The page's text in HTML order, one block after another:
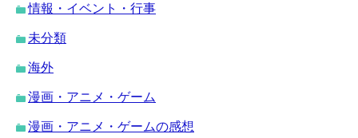
情報・イベント・行事
未分類
海外
漫画・アニメ・ゲーム
漫画・アニメ・ゲームの感想